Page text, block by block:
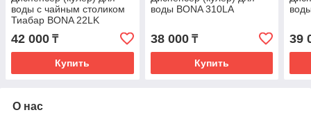
воды с чайным столиком
Тиабар BONA 22LK
42 000 ₸
Купить
воды BONA 310LA
38 000₸
Купить
39
О нас